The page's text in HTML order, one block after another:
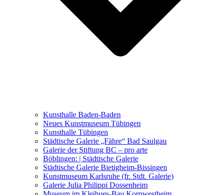
Was seither geschah
Kunstwettbewerbe, Ausschreibungen für Künstler
Kunsthalle Baden-Baden
Neues Kunstmuseum Tübingen
Kunsthalle Tübingen
Städtische Galerie „Fähre“ Bad Saulgau
Galerie der Stiftung BC – pro arte
Böblingen: | Städtische Galerie
Städtische Galerie Bietigheim-Bissingen
Kunstmuseum Karlsruhe (fr. Stdt. Galerie)
Galerie Julia Philippi Dossenheim